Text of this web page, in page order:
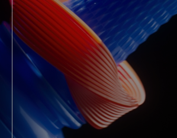
BIOGRAPHY
FANCLUB